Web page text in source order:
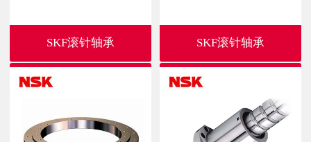
SKF滚针轴承 SKF滚针轴承